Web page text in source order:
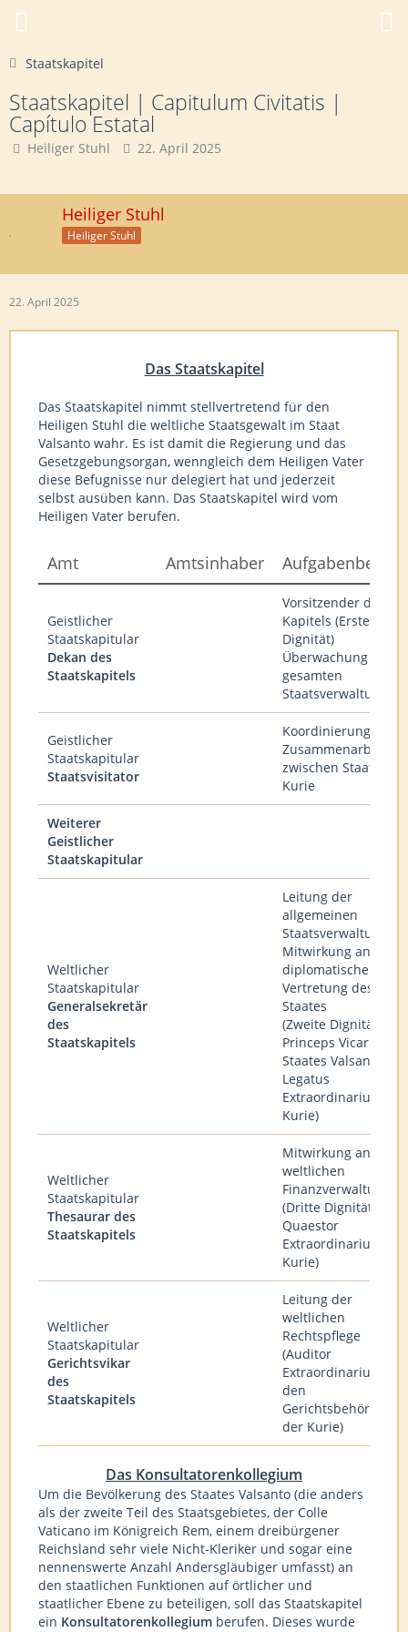
Staatskapitel
Staatskapitel | Capitulum Civitatis |
Capítulo Estatal
Heiliger Stuhl 22. April 2025
Heiliger Stuhl
Heiliger Stuhl
22. April 2025
Das Staatskapitel
Das Staatskapitel nimmt stellvertretend für den
Heiligen Stuhl die weltliche Staatsgewalt im Staat
Valsanto wahr. Es ist damit die Regierung und das
Gesetzgebungsorgan, wenngleich dem Heiligen Vater
diese Befugnisse nur delegiert hat und jederzeit
selbst ausüben kann. Das Staatskapitel wird vom
Heiligen Vater berufen.
Amt Amtsinhaber
Geistlicher
Staatskapitular
Dekan des
Staatskapitels
Vorsitzender des
Kapitels (Erste
Dignität)
Überwachung der
gesamten
Staatsverwaltung
Geistlicher
Staatskapitular
Staatsvisitator
Koordinierung der
Zusammenarbeit
zwischen Staat und
Kurie
Weiterer
Geistlicher
Staatskapitular
Weltlicher
Staatskapitular
Generalsekretär
des
Staatskapitels
Leitung der
allgemeinen
Staatsverwaltung,
Mitwirkung an der
diplomatischen
Vertretung des
Staates
(Zweite Dignität,
Princeps Vicarius
Staates Valsanto
Legatus
Extraordinarius der
Kurie)
Weltlicher
Staatskapitular
Thesaurar des
Staatskapitels
Mitwirkung an der
weltlichen
Finanzverwaltung
(Dritte Dignität,
Quaestor
Extraordinarius der
Kurie)
Weltlicher
Staatskapitular
Gerichtsvikar
des
Staatskapitels
Leitung der
weltlichen
Rechtspflege
(Auditor
Extraordinarius bei
den
Gerichtsbehörden
der Kurie)
Das Konsultatorenkollegium
Um die Bevölkerung des Staates Valsanto (die anders
als der zweite Teil des Staatsgebietes, der Colle
Vaticano im Königreich Rem, einem dreibürgener
Reichsland sehr viele Nicht-Kleriker und sogar eine
nennenswerte Anzahl Andersgläubiger umfasst) an
den staatlichen Funktionen auf örtlicher und
staatlicher Ebene zu beteiligen, soll das Staatskapitel
ein Konsultatorenkollegium berufen. Dieses wurde